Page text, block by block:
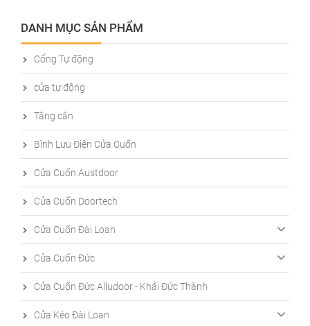
DANH MỤC SẢN PHẨM
Cổng Tự động
cửa tự động
Tăng cân
Bình Lưu Điện Cửa Cuốn
Cửa Cuốn Austdoor
Cửa Cuốn Doortech
Cửa Cuốn Đài Loan
Cửa Cuốn Đức
Cửa Cuốn Đức Alludoor - Khải Đức Thành
Cửa Kéo Đài Loan